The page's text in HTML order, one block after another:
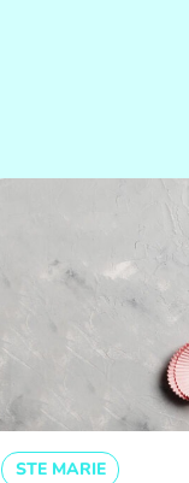
STE MARIE